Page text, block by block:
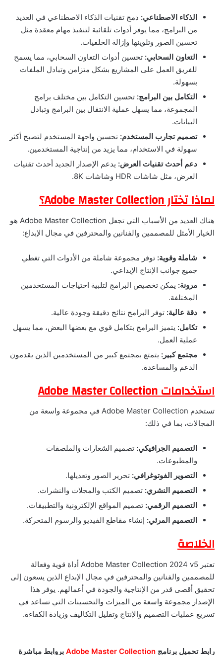
الذكاء الاصطناعي: دمج تقنيات الذكاء الاصطناعي في العديد
من البرامج، مما يوفر أدوات تلقائية لتنفيذ مهام معقدة مثل
تحسين الصور وتلوينها وإزالة الخلفيات.
التعاون السحابي: تحسين أدوات التعاون السحابي، مما يسمح
للفريق العمل على المشاريع بشكل متزامن وتبادل الملفات
بسهولة.
التكامل بين البرامج: تحسين التكامل بين مختلف برامج
المجموعة، مما يسهل عملية الانتقال بين البرامج وتبادل
البيانات.
تصميم تجارب المستخدم: تحسين واجهة المستخدم لتصبح أكثر
سهولة في الاستخدام، مما يزيد من إنتاجية المستخدمين.
دعم أحدث تقنيات العرض: يدعم الإصدار الجديد أحدث تقنيات
العرض، مثل شاشات HDR وشاشات 8K.
لماذا تختار Adobe Master Collection؟
هناك العديد من الأسباب التي تجعل Adobe Master Collection هو
الخيار الأمثل للمصممين والفنانين والمحترفين في مجال الإبداع:
شاملة وقوية: توفر مجموعة شاملة من الأدوات التي تغطي
جميع جوانب الإنتاج الإبداعي.
مرونة: يمكن تخصيص البرامج لتلبية احتياجات المستخدمين
المختلفة.
دقة عالية: توفر البرامج نتائج دقيقة وجودة عالية.
تكامل: يتميز البرامج بتكامل قوي مع بعضها البعض، مما يسهل
عملية العمل.
مجتمع كبير: يتمتع بمجتمع كبير من المستخدمين الذين يقدمون
الدعم والمساعدة.
استخدامات Adobe Master Collection
تستخدم Adobe Master Collection في مجموعة واسعة من
المجالات، بما في ذلك:
التصميم الجرافيكي: تصميم الشعارات والملصقات
والمطبوعات.
التصوير الفوتوغرافي: تحرير الصور وتعديلها.
التصميم النشري: تصميم الكتب والمجلات والنشرات.
التصميم الرقمي: تصميم المواقع الإلكترونية والتطبيقات.
التصميم المرئي: إنشاء مقاطع الفيديو والرسوم المتحركة.
الخلاصة
تعتبر Adobe Master Collection 2024 v5 أداة قوية وفعالة
للمصممين والفنانين والمحترفين في مجال الإبداع الذين يسعون إلى
تحقيق أقصى قدر من الإنتاجية والجودة في أعمالهم. يوفر هذا
الإصدار مجموعة واسعة من الميزات والتحسينات التي تساعد في
تسريع عمليات التصميم والإنتاج وتقليل التكاليف وزيادة الكفاءة.
رابط تحميل برنامج Adobe Master Collection بروابط مباشرة